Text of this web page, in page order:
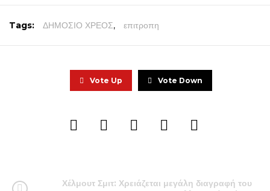
Tags: ΔΗΜΟΣΙΟ ΧΡΕΟΣ, επιτροπη
Vote Up Vote Down
Χέλμουτ Σμιτ: Χρειάζεται μεγάλη διαγραφή του